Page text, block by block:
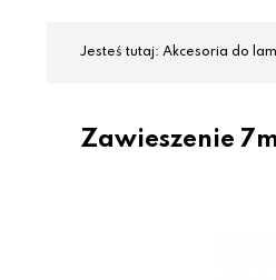
Jesteś tutaj: Akcesoria do
Zawieszenie 7m